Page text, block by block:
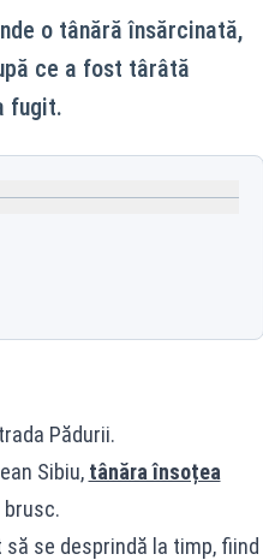
o tânără însărcinată,
ce a fost târâtă
fugit.
Pădurii.
Sibiu, tânăra însoțea
se desprindă la timp, fiind